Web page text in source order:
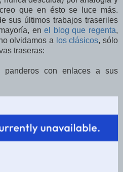
que en ésto se luce más.
sus últimos trabajos traseriles
enel blog que regenta,
olvidamos a los clásicos, sólo
traseras:
con enlaces a sus